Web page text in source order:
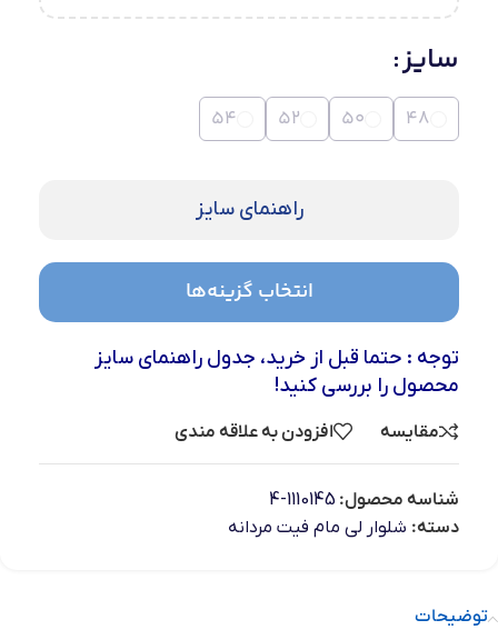
سایز
48
50
52
54
راهنمای سایز
انتخاب گزینه‌ها
توجه : حتما قبل از خرید، جدول راهنمای سایز
محصول را بررسی کنید!
مقایسه افزودن به علاقه مندی
شناسه محصول: 1110145-4
دسته: شلوار لی مام فیت مردانه
توضیحات